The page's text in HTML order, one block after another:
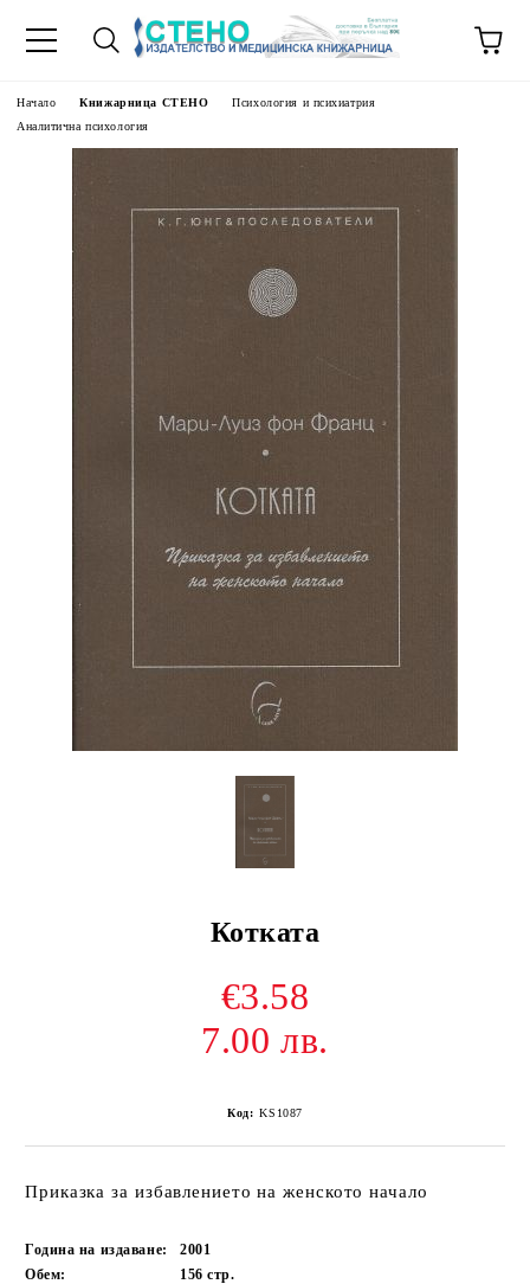
Начало Книжарница СТЕНО
Психология и психиатрия
Аналитична психология
Котката
€3.58
7.00 лв.
Код: KS1087
Приказка за избавлението на женското начало
Година на издаване:
2001
Обем:
156стр.